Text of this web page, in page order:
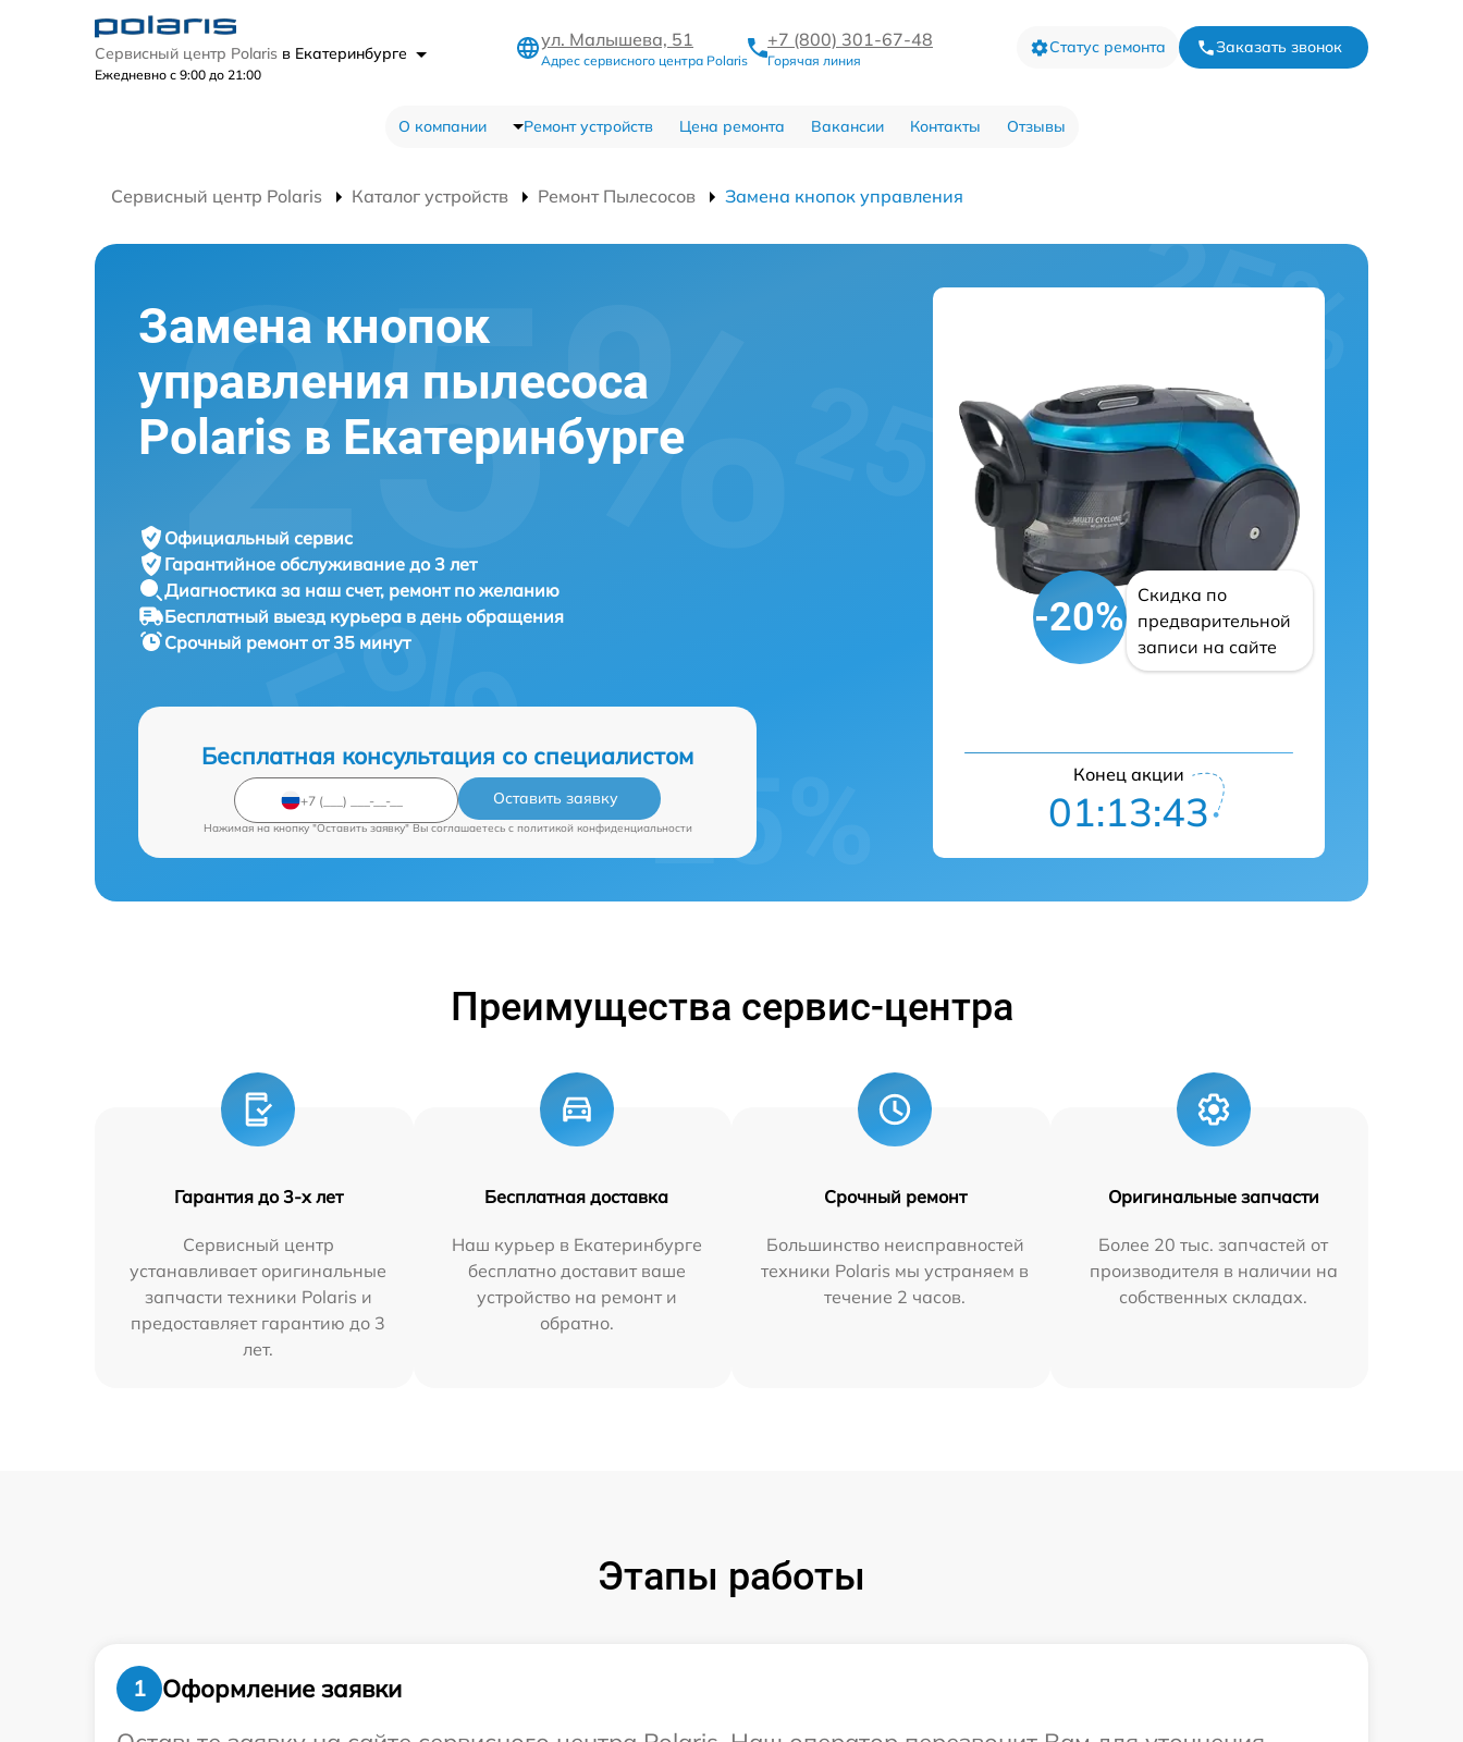
Сервисный центр Polaris в Екатеринбурге
Ежедневно с 9:00 до 21:00
ул. Малышева, 51
Адрес сервисного центра Polaris
+7 (800) 301-67-48
Горячая линия
Статус ремонта Заказать звонок
О компании Ремонт устройств Цена ремонта Вакансии Контакты Отзывы
Сервисный центр Polaris Каталог устройств Ремонт Пылесосов Замена кнопок управления
Замена кнопок
управления пылесоса
Polaris в Екатеринбурге
Официальный сервис
Гарантийное обслуживание до 3 лет
Диагностика за наш счет, ремонт по желанию
Бесплатный выезд курьера в день обращения
Срочный ремонтот 35 минут
Бесплатная консультация со специалистом
Оставить заявку
Нажимая на кнопку "Оставить заявку" Вы соглашаетесь c политикой конфиденциальности
-20%
Скидка по
предварительной
записи на сайте
Конец акции
01:13:42
Преимущества сервис-центра
Гарантия до 3-х лет
Сервисный центр
устанавливает оригинальные
запчасти техники Polaris и
предоставляет гарантию до 3
лет.
Бесплатная доставка
Наш курьер в Екатеринбурге
бесплатно доставит ваше
устройство на ремонт и
обратно.
Срочный ремонт
Большинство неисправностей
техники Polaris мы устраняем в
течение 2 часов.
Оригинальные запчасти
Более 20 тыс. запчастей от
производителя в наличии на
собственных складах.
Этапы работы
1
Оформление заявки